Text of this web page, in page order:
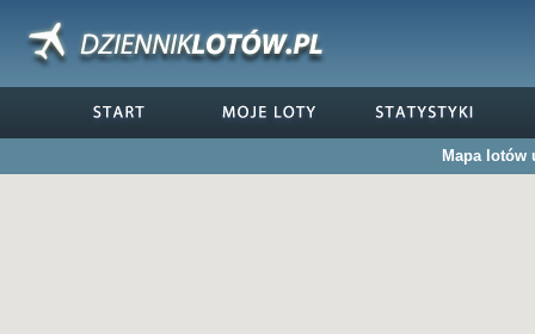
Mapa lotów